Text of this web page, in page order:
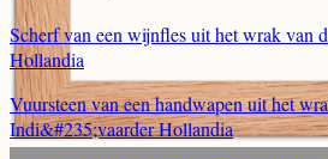
Scherf van een wijnfles uit het wrak van
Hollandia
Vuursteen van een handwapen uit het
Indi&#235;vaarder Hollandia